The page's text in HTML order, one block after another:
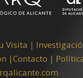
Visita |
|Contacto |